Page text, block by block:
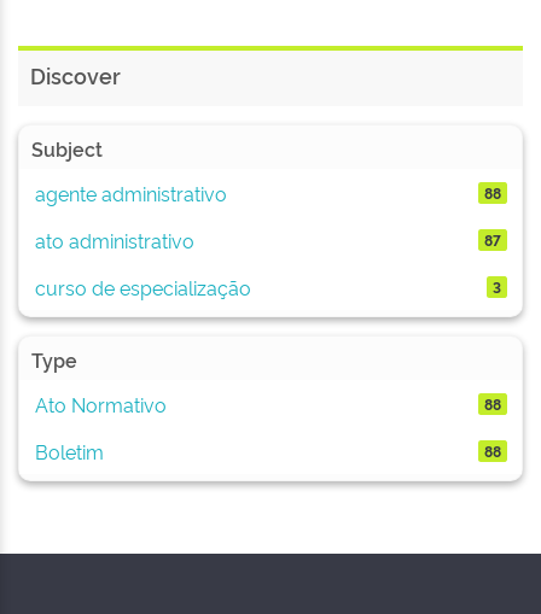
Discover
Subject
agente administrativo
88
ato administrativo 87
curso de especialização 3
Type
Ato Normativo
88
Boletim 88